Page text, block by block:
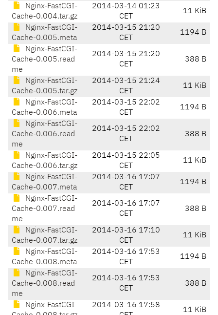
Nginx-FastCGI-
Cache-0.004.tar.gz
2014-03-14 01:23
CET
11 KiB
Nginx-FastCGI-
Cache-0.005.meta
2014-03-15 21:20
CET
1194 B
Nginx-FastCGI-
Cache-0.005.read
me
2014-03-15 21:20
CET
388 B
Nginx-FastCGI-
Cache-0.005.tar.gz
2014-03-15 21:24
CET
11 KiB
Nginx-FastCGI-
Cache-0.006.meta
2014-03-15 22:02
CET
1194 B
Nginx-FastCGI-
Cache-0.006.read
me
2014-03-15 22:02
CET
388 B
Nginx-FastCGI-
Cache-0.006.tar.gz
2014-03-15 22:05
CET
11 KiB
Nginx-FastCGI-
Cache-0.007.meta
2014-03-16 17:07
CET
1194 B
Nginx-FastCGI-
Cache-0.007.read
me
2014-03-16 17:07
CET
388 B
Nginx-FastCGI-
Cache-0.007.tar.gz
2014-03-16 17:10
CET
11 KiB
Nginx-FastCGI-
Cache-0.008.meta
2014-03-16 17:53
CET
1194 B
Nginx-FastCGI-
Cache-0.008.read
me
2014-03-16 17:53
CET
388 B
Nginx-FastCGI-
2014-03-16 17:58
11 KiB